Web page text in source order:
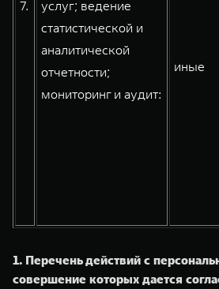
7.
услуг; ведение
статистической и
аналитической
отчетности;
мониторинг и аудит:
иные
1. Перечень действий с
совершение которых дается